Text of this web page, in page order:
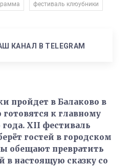
фестиваль клюубники
КАНАЛ В TELEGRAM
пройдет в Балаково в
готовятся к главному
XII фестиваль
гостей в городском
обещают превратить
настоящую сказку со